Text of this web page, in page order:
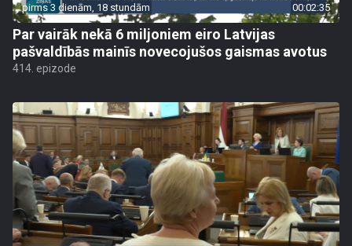
pirms 3 dienām, 18 stundām 00:02:35
Par vairāk nekā 6 miljoniem eiro Latvijas
pašvaldībās mainīs novecojušos gaismas avotus
414. epizode